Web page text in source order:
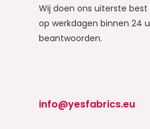
Wij doen ons uiterste
op werkdagen binnen 24
beantwoorden.
info@yesfabrics.eu